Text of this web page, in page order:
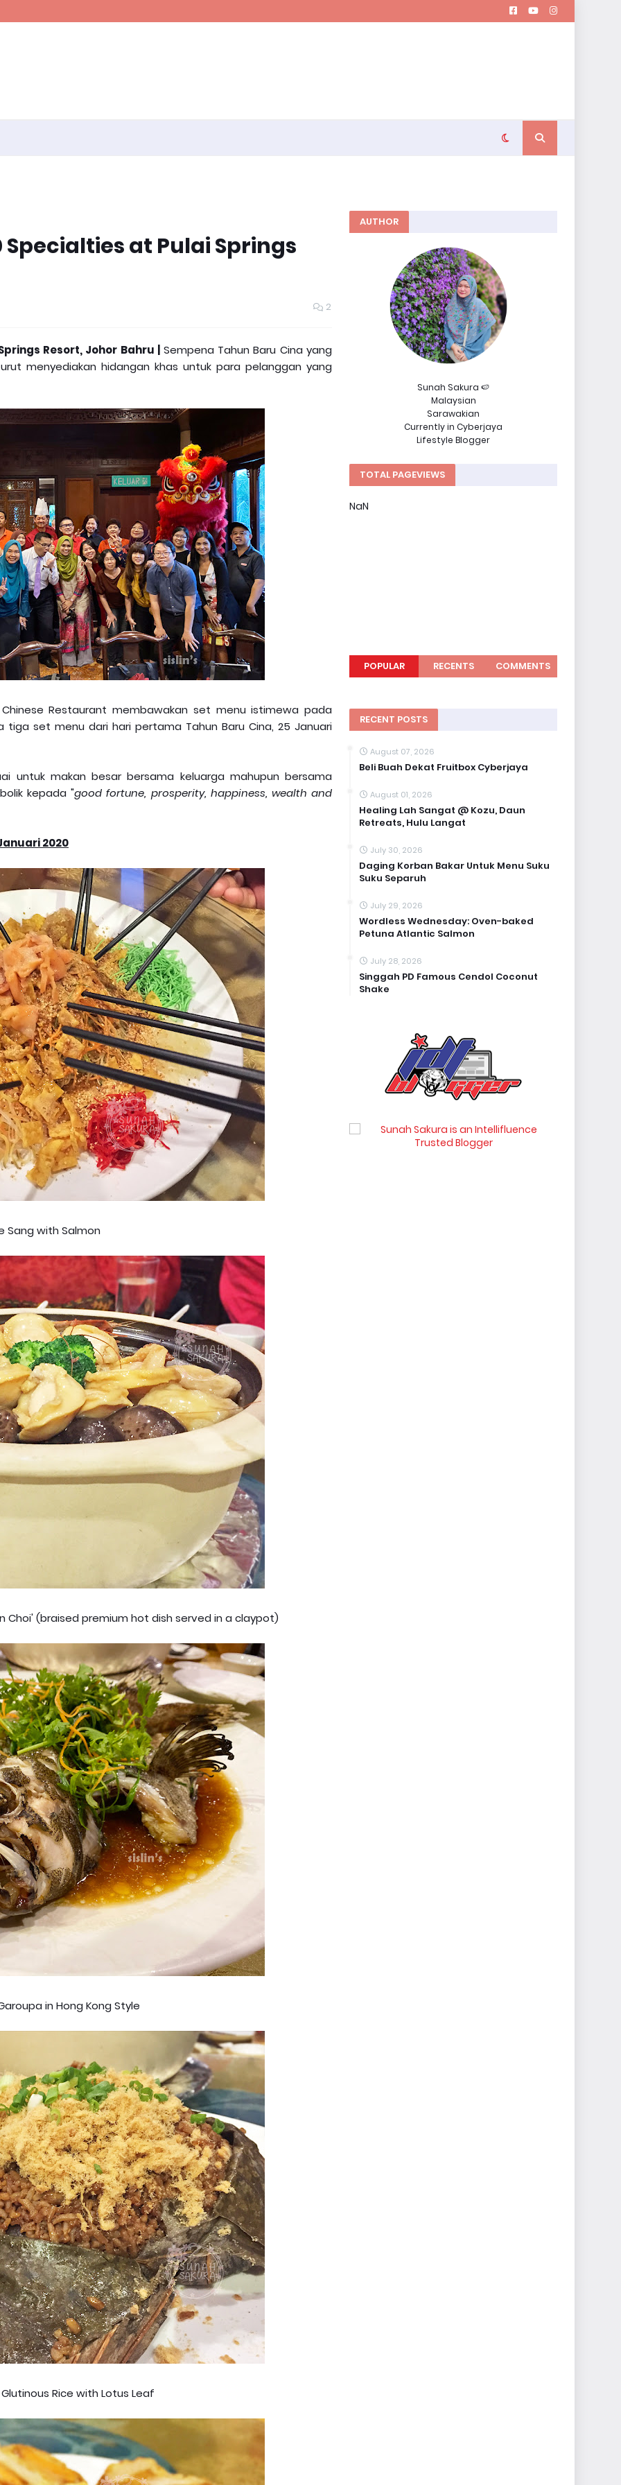
Specialties at Pulai Springs
2
Resort, Johor Bahru | Sempena Tahun Baru Cina yang
menyediakan hidangan khas untuk para pelanggan yang
Restaurant membawakan set menu istimewa pada
tiga set menu dari hari pertama Tahun Baru Cina, 25 Januari
untuk makan besar bersama keluarga mahupun bersama
kepada "good fortune, prosperity, happiness, wealth and
2020
Sang with Salmon
Choi' (braised premium hot dish served in a claypot)
in Hong Kong Style
Rice with Lotus Leaf
AUTHOR
Sunah Sakura 🍉
Malaysian
Sarawakian
Currently in Cyberjaya
Lifestyle Blogger
TOTAL PAGEVIEWS
NaN
POPULAR RECENTS COMMENTS
RECENT POSTS
August 07, 2026
Beli Buah Dekat Fruitbox Cyberjaya
August 01, 2026
Healing Lah Sangat @ Kozu, Daun
Retreats, Hulu Langat
July 30, 2026
Daging Korban Bakar Untuk Menu Suku
Suku Separuh
July 29, 2026
Wordless Wednesday: Oven-baked
Petuna Atlantic Salmon
July 28, 2026
Singgah PD Famous Cendol Coconut
Shake